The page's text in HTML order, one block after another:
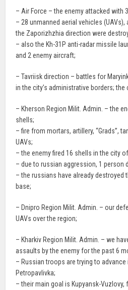
– Air Force – the enemy attacked with
– 28 unmanned aerial vehicles (UAVs),
the Zaporizhzhia direction were
– also the Kh-31P anti-radar missile
and 2 enemy aircraft;
– Tavriisk direction – battles for
in the city’s administrative borders;
– Kherson Region Milit. Admin. – the
shells;
– fire from mortars, artillery, “Grads”,
UAVs;
– the enemy fired 16 shells in the city
– due to russian aggression, 1 person
– the russians have already destroyed
base;
– Dnipro Region Milit. Admin. – our
UAVs over the region;
– Kharkiv Region Milit. Admin. – we
assaults by the enemy for the past 6
– Russian troops are trying to advance
Petropavlivka;
– their main goal is Kupyansk-